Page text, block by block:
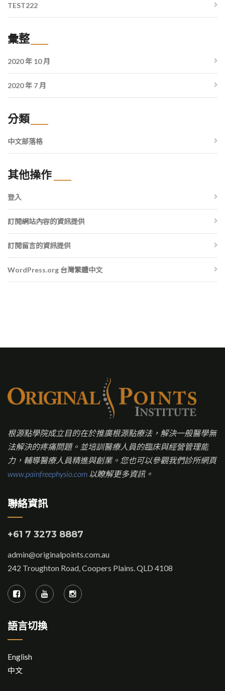
TEST222
彙整
2020 年 10 月
2020 年 7 月
分類
中文部落格
其他操作
登入
訂閱網站內容的資訊提供
訂閱留言的資訊提供
WordPress.org 台灣繁體中文
根源點學院成立目的在於推廣根源點療法，解決一般醫學無
法解決的疼痛問題。並培訓醫療人員的臨床與經營管理能
力，輔導醫療人員精進與創業。您也可以參觀我們診所網頁
www.painfreephysio.com 以瞭解更多資訊。
聯絡資訊
+61 7 3273 8887
admin@originalpoints.com.au
242 Troughton Road, Coopers Plains. QLD 4108
語言切換
English
中文